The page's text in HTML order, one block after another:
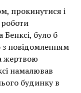
в Париж»,
которую можно
была
прокинутися і
було б
з повідомленням
жертвою
намалював
будинку в